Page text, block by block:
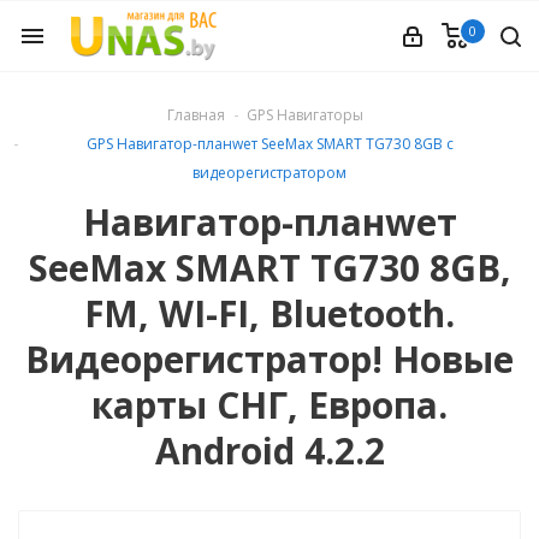
menu 0
Главная
GPS Навигаторы
GPS Навигатор-планwет SeeMax SMART TG730 8GB с
видеорегистратором
Навигатор-планwет
SeeMax SMART TG730 8GB,
FM, WI-FI, Bluetooth.
Видеорегистратор! Новые
карты СНГ, Европа.
Android 4.2.2